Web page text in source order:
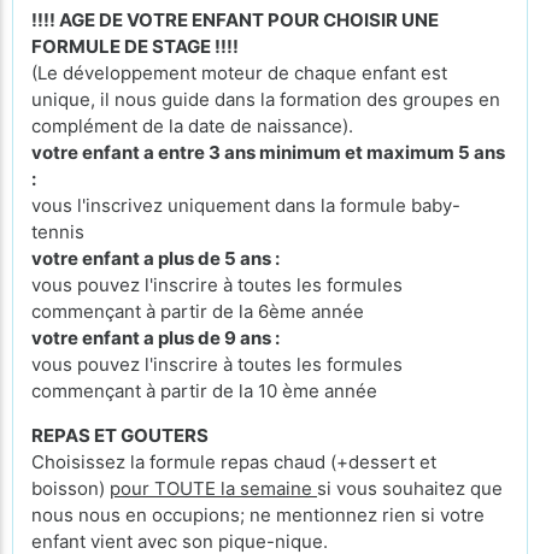
!!!! AGE DE VOTRE ENFANT POUR CHOISIR UNE
FORMULE DE STAGE !!!!
(Le développement moteur de chaque enfant est
unique, il nous guide dans la formation des groupes en
complément de la date de naissance).
votre enfant a entre 3 ans minimum et maximum 5 ans
:
vous l'inscrivez uniquement dans la formule baby-
tennis
votre enfant a plus de 5 ans :
vous pouvez l'inscrire à toutes les formules
commençant à partir de la 6ème année
votre enfant a plus de 9 ans :
vous pouvez l'inscrire à toutes les formules
commençant à partir de la 10 ème année
REPAS ET GOUTERS
Choisissez la formule repas chaud (+dessert et
boisson) pour TOUTE la semaine si vous souhaitez que
nous nous en occupions; ne mentionnez rien si votre
enfant vient avec son pique-nique.